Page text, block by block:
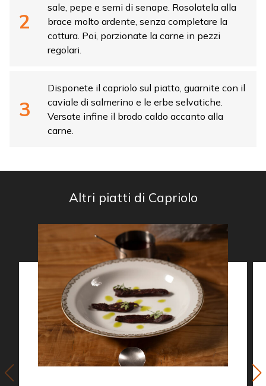
sale, pepe e semi di senape. Rosolatela alla
brace molto ardente, senza completare la
cottura. Poi, porzionate la carne in pezzi
regolari.
Disponete il capriolo sul piatto, guarnite con il
caviale di salmerino e le erbe selvatiche.
Versate infine il brodo caldo accanto alla
carne.
Altri piatti di Capriolo